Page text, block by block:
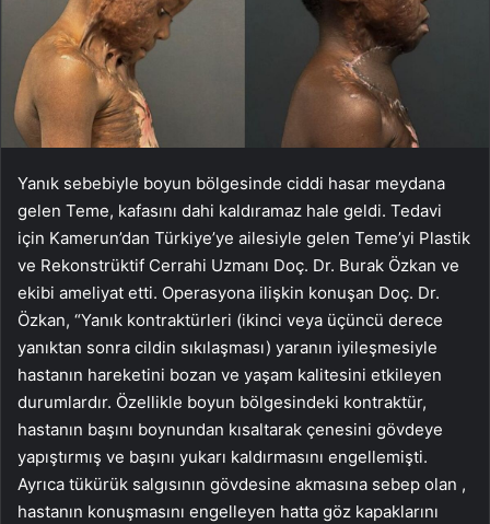
Yanık sebebiyle boyun bölgesinde ciddi hasar meydana
gelen Teme, kafasını dahi kaldıramaz hale geldi. Tedavi
için Kamerun’dan Türkiye’ye ailesiyle gelen Teme’yi Plastik
ve Rekonstrüktif Cerrahi Uzmanı Doç. Dr. Burak Özkan ve
ekibi ameliyat etti. Operasyona ilişkin konuşan Doç. Dr.
Özkan, “Yanık kontraktürleri (ikinci veya üçüncü derece
yanıktan sonra cildin sıkılaşması) yaranın iyileşmesiyle
hastanın hareketini bozan ve yaşam kalitesini etkileyen
durumlardır. Özellikle boyun bölgesindeki kontraktür,
hastanın başını boynundan kısaltarak çenesini gövdeye
yapıştırmış ve başını yukarı kaldırmasını engellemişti.
Ayrıca tükürük salgısının gövdesine akmasına sebep olan ,
hastanın konuşmasını engelleyen hatta göz kapaklarını